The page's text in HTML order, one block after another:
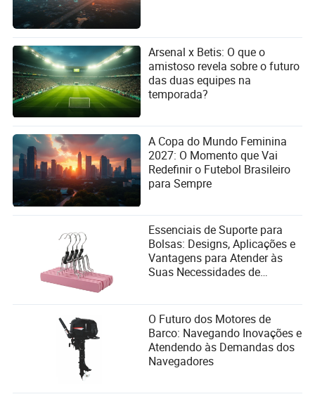
Arsenal x Betis: O que o
amistoso revela sobre o futuro
das duas equipes na
temporada?
A Copa do Mundo Feminina
2027: O Momento que Vai
Redefinir o Futebol Brasileiro
para Sempre
Essenciais de Suporte para
Bolsas: Designs, Aplicações e
Vantagens para Atender às
Suas Necessidades de
O Futuro dos Motores de
Barco: Navegando Inovações e
Atendendo às Demandas dos
Navegadores